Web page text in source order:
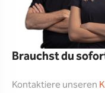
Brauchst du
Kontaktiere unseren